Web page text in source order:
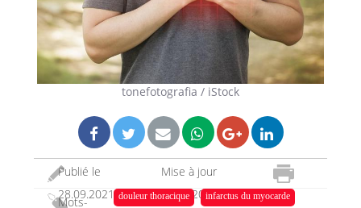
tonefotografia / iStock
Publié le
28.09.2021
Mise à jour
31.05.2023
Mots-
douleur thoracique
infarctus du myocarde